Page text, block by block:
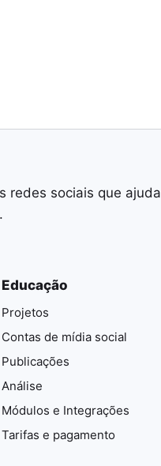
redes sociais que ajuda
Educação
Projetos
Contas de mídia social
Publicações
Análise
Módulos e Integrações
Tarifas e pagamento